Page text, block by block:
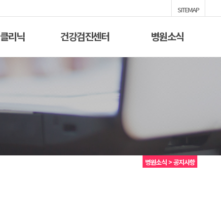
SITEMAP
리닉 건강검진센터 병원소식
병원소식 > 공지사항